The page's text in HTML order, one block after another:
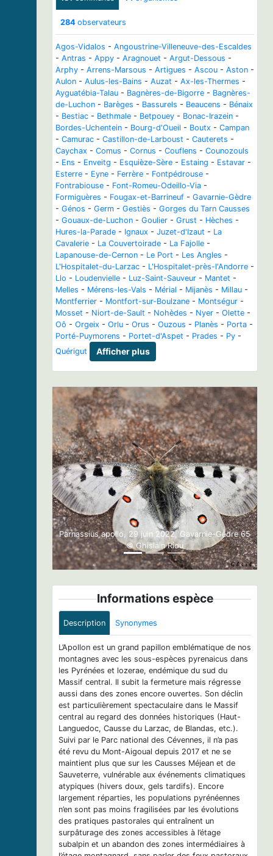
284 observateurs
Agos-Vidalos - Angoustrine-Villeneuve-des-Escaldes
- Antras - Appy - Aragnouet - Argut-Dessous -
Arphy - Arrens-Marsous - Artigues - Ascou - Aston -
Aulon - Aulus-les-Bains - Auzat - Ax-les-Thermes -
Ayguatébia-Talau - Bagnères-de-Bigorre - Bagnères-
de-Luchon - Barèges - Bassurels - Beaucens - Bénaix
- Bestiac - Bethmale - Betpouey - Bonac-Irazein -
Bordes-Uchentein - Bourg-d'Oueil - Boutx - Campan
- Camurac - Castillon-de-Larboust - Cauterets -
Caychax - Comus - Cornus - Couflens - Counozouls
- Ens - Enveitg - Esquièze-Sère - Estaing - Estavar -
Esterre - Eyne - Ferrère - Fontpédrouse -
Fontrabiouse - Font-Romeu-Odeillo-Via -
Formiguères - Fougax-et-Barrineuf - Gavarnie-Gèdre
- Génos - Germ - Gestiès - Gorges du Tarn Causses
- Gouaux-de-Luchon - Goulier - Grust - Hèches -
Hures-la-Parade - Ignaux - Juzet-d'Izaut - La
Cavalerie - La Couvertoirade - La Fajolle -
Lapanouse-de-Cernon - Le Port - Les Angles -
L'Hospitalet-du-Larzac - L'Hospitalet-près-l'Andorre -
Llo - Loudenvielle - Luz-Saint-Sauveur - Mantet -
Melles - Mérens-les-Vals - Mérial - Mijanès - Millau -
Montferrier - Montfort-sur-Boulzane - Montségur -
Mosset - Niort-de-Sault - Nohèdes - Nyer - Olette -
Oô - Orgeix - Orlu - Orus - Ouzous - Planès - Porta -
Porté-Puymorens - Portet-d'Aspet - Prades - Py -
Quérigut
Afficher plus
Parnassius apollo, 29 juin 2022, Gavarnie-Gèdre 65
© Ghislain Riou
Previous Next
Informations espèce
Description Synonymes
L’Apollon est un grand papillon emblématique de nos
montagnes avec les sous-espèces pyrenaicus dans
les Pyrénées et lozerae, endémique du sud du
Massif central. Il subit la fermeture mais régresse
aussi dans des zones encore ouvertes. Son déclin
est particulièrement spectaculaire dans le Massif
central au regard des données historiques (Haut-
Languedoc, Causse du Larzac, de Blandas, etc.).
Suivi par le Parc national des Cévennes, il n’a pas
été revu du Mont-Aigoual depuis 2017 et ne se
maintient plus que sur les Causses Méjean et de
Sauveterre, vulnérable aux événements climatiques
atypiques (hivers doux, gels tardifs). Encore
largement réparties, les populations pyrénéennes
n’en sont pas moins fragilisées par les évolutions
des pratiques pastorales qui entraînent un
surpâturage des zones accessibles à l’étage
subalpin et un abandon des zones intermédiaires à